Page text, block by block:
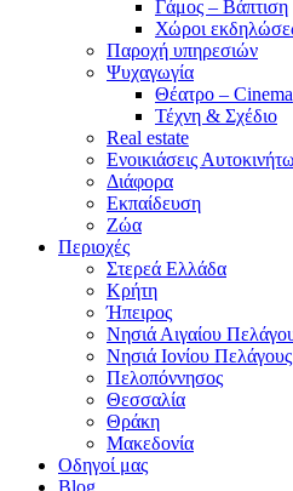
Γάμος – Βάπτιση
Χώροι
Παροχή υπηρεσιών
Ψυχαγωγία
Θέατρο – Cinema
Τέχνη & Σχέδιο
Real estate
Ενοικιάσεις
Διάφορα
Εκπαίδευση
Ζώα
Περιοχές
Στερεά Ελλάδα
Κρήτη
Ήπειρος
Νησιά Αιγαίου
Νησιά Ιονίου Πελάγους
Πελοπόννησος
Θεσσαλία
Θράκη
Μακεδονία
Οδηγοί μας
Blog